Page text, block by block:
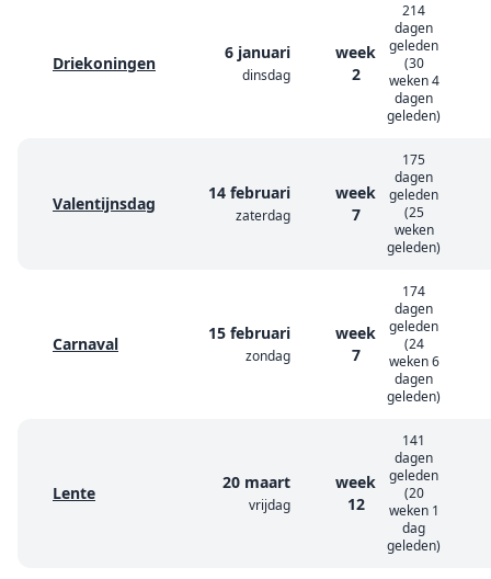
Driekoningen
6 januari
dinsdag
week
2
214
dagen
geleden
(30
weken 4
dagen
geleden)
Valentijnsdag
14 februari
zaterdag
week
7
175
dagen
geleden
(25
weken
geleden)
Carnaval
15 februari
zondag
week
7
174
dagen
geleden
(24
weken 6
dagen
geleden)
Lente
20 maart
vrijdag
week
12
141
dagen
geleden
(20
weken 1
dag
geleden)